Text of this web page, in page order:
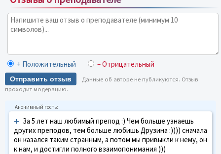
+ Положительный – Отрицательный
Отправить отзыв
Данные об авторе не публикуются. Отзыв
проходит модерацию.
+ За 5 лет наш любимый препод :) Чем больше узнаешь
других преподов, тем больше любишь Друзина :)))) сначала
он казался таким странным, а потом мы привыкли к нему, он
к нам, и достигли полного взаимопонимания )))